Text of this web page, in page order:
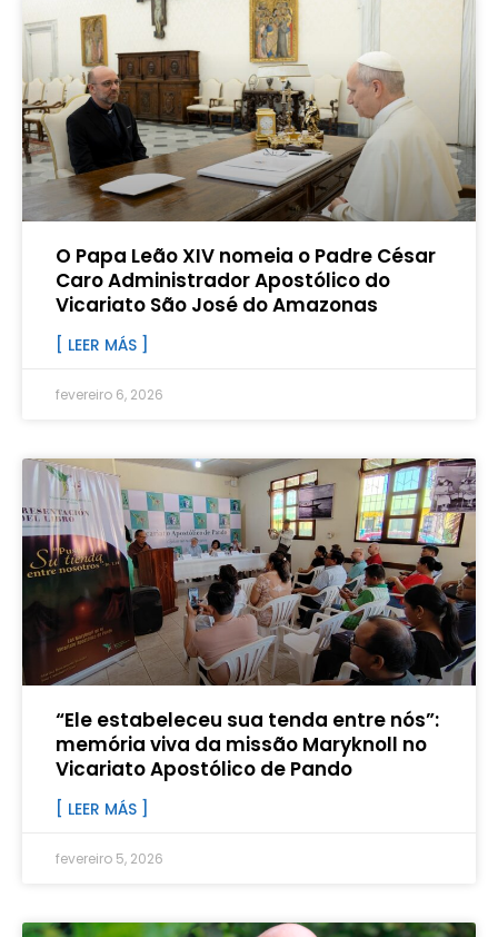
O Papa Leão XIV nomeia o Padre César
Caro Administrador Apostólico do
Vicariato São José do Amazonas
[ LEER MÁS ]
fevereiro 6, 2026
“Ele estabeleceu sua tenda entre nós”:
memória viva da missão Maryknoll no
Vicariato Apostólico de Pando
[ LEER MÁS ]
fevereiro 5, 2026